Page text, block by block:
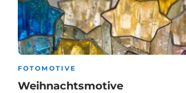
FOTOMOTIVE
Weihnachtsmotive